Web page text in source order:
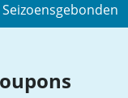
Seizoensgebonden